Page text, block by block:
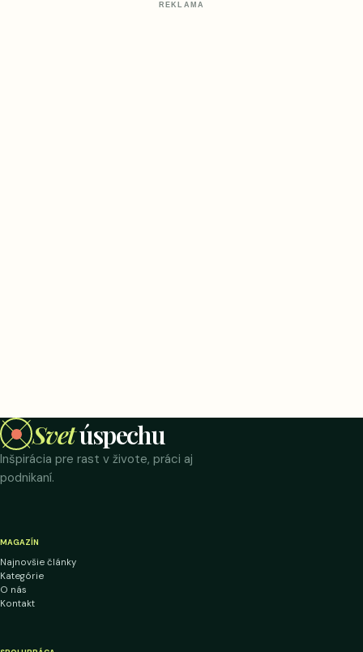
REKLAMA
Svetúspechu
Inšpirácia pre rast v živote, práci aj
podnikaní.
MAGAZÍN
Najnovšie články
Kategórie
O nás
Kontakt